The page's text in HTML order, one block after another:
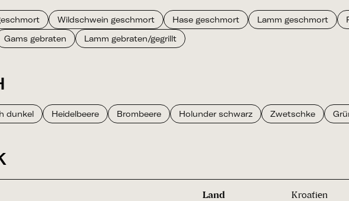
Wildschwein geschmort Hase geschmort Lamm geschmort
Gams gebraten Lamm gebraten/gegrillt
dunkel Heidelbeere Brombeere Holunder schwarz Zwetschke
Land Kroatien